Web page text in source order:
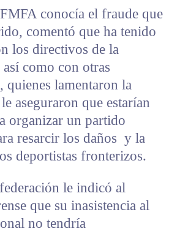
conocía el fraude que
comentó que ha tenido
los directivos de la
como con otras
quienes lamentaron la
aseguraron que estarían
organizar un partido
resarcir los daños y la
deportistas fronterizos.
le indicó al
que su inasistencia al
no tendría